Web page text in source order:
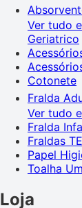
Ver tudo
Geriatrico
Cotonete
Fralda
Ver tudo
Fralda
Fraldas
Papel
Toalha
Loja